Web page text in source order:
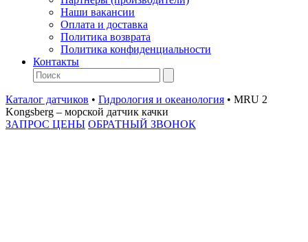
Наши вакансии
Оплата и доставка
Политика возврата
Политика конфиденциальности
Контакты
Каталог датчиков • Гидрология и океанология • MRU 2
Kongsberg – морской датчик качки
ЗАПРОС ЦЕНЫ ОБРАТНЫЙ ЗВОНОК